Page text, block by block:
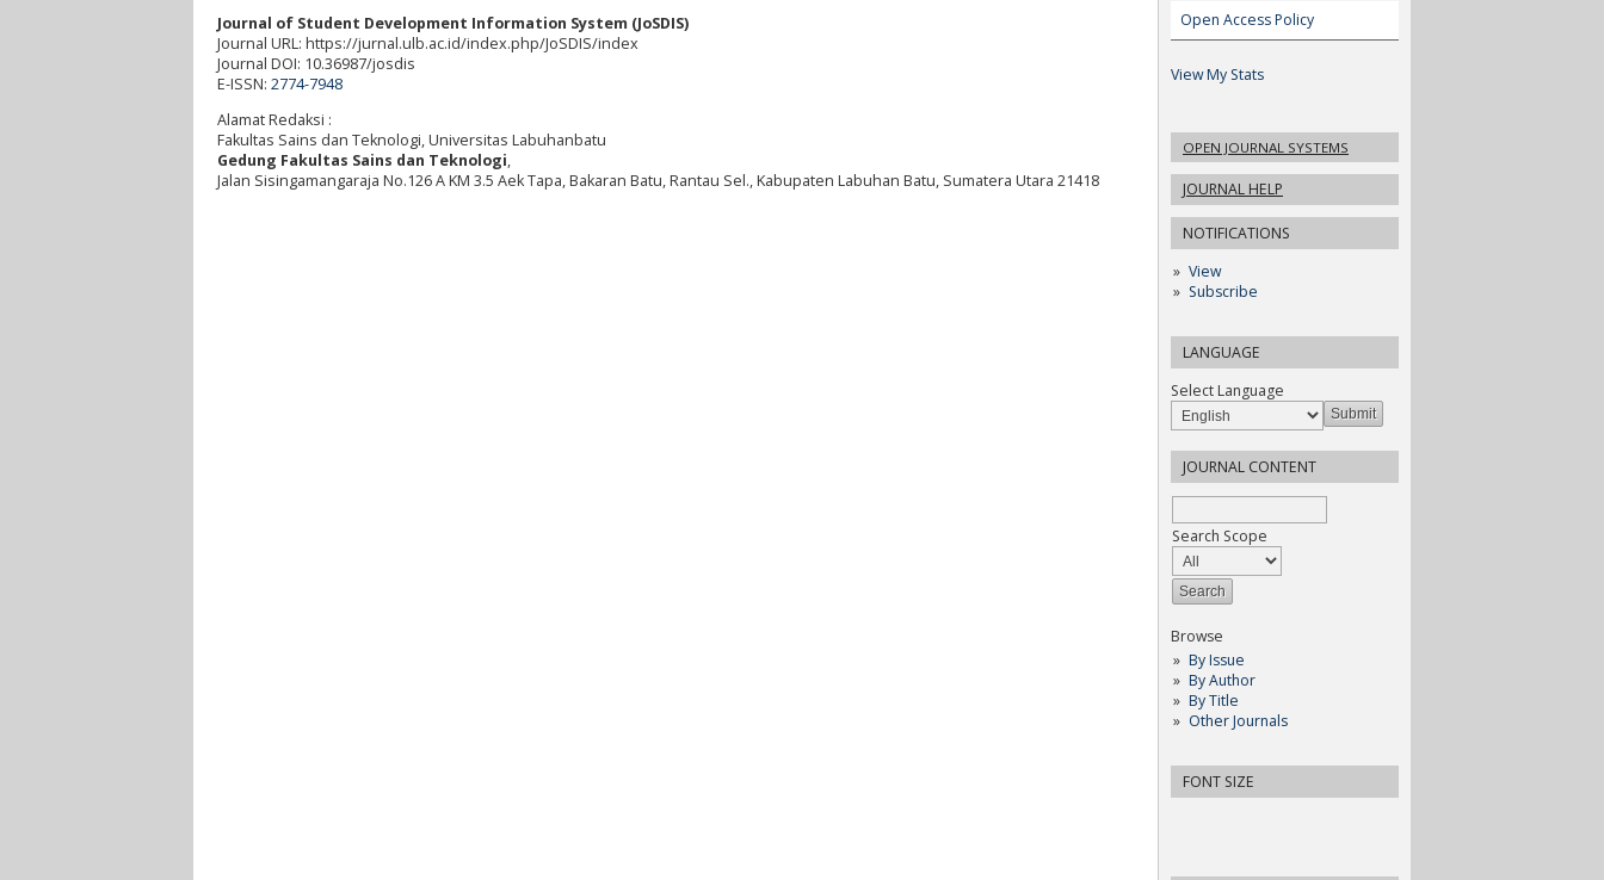
Open Access Policy
View My Stats
OPEN JOURNAL SYSTEMS
JOURNAL HELP
NOTIFICATIONS
View
Subscribe
LANGUAGE
Select Language
JOURNAL CONTENT
Search Scope
Browse
By Issue
By Author
By Title
Other Journals
FONT SIZE
Journal of Student Development Information System (JoSDIS)
Journal URL: https://jurnal.ulb.ac.id/index.php/JoSDIS/index
Journal DOI: 10.36987/josdis
E-ISSN: 2774-7948
Alamat Redaksi :
Fakultas Sains dan Teknologi, Universitas Labuhanbatu
Gedung Fakultas Sains dan Teknologi,
Jalan Sisingamangaraja No.126 A KM 3.5 Aek Tapa, Bakaran Batu, Rantau Sel., Kabupaten Labuhan Batu, Sumatera Utara 21418